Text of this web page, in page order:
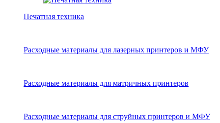
Печатная техника
Расходные материалы для лазерных принтеров и МФУ
Расходные материалы для матричных принтеров
Расходные материалы для струйных принтеров и МФУ